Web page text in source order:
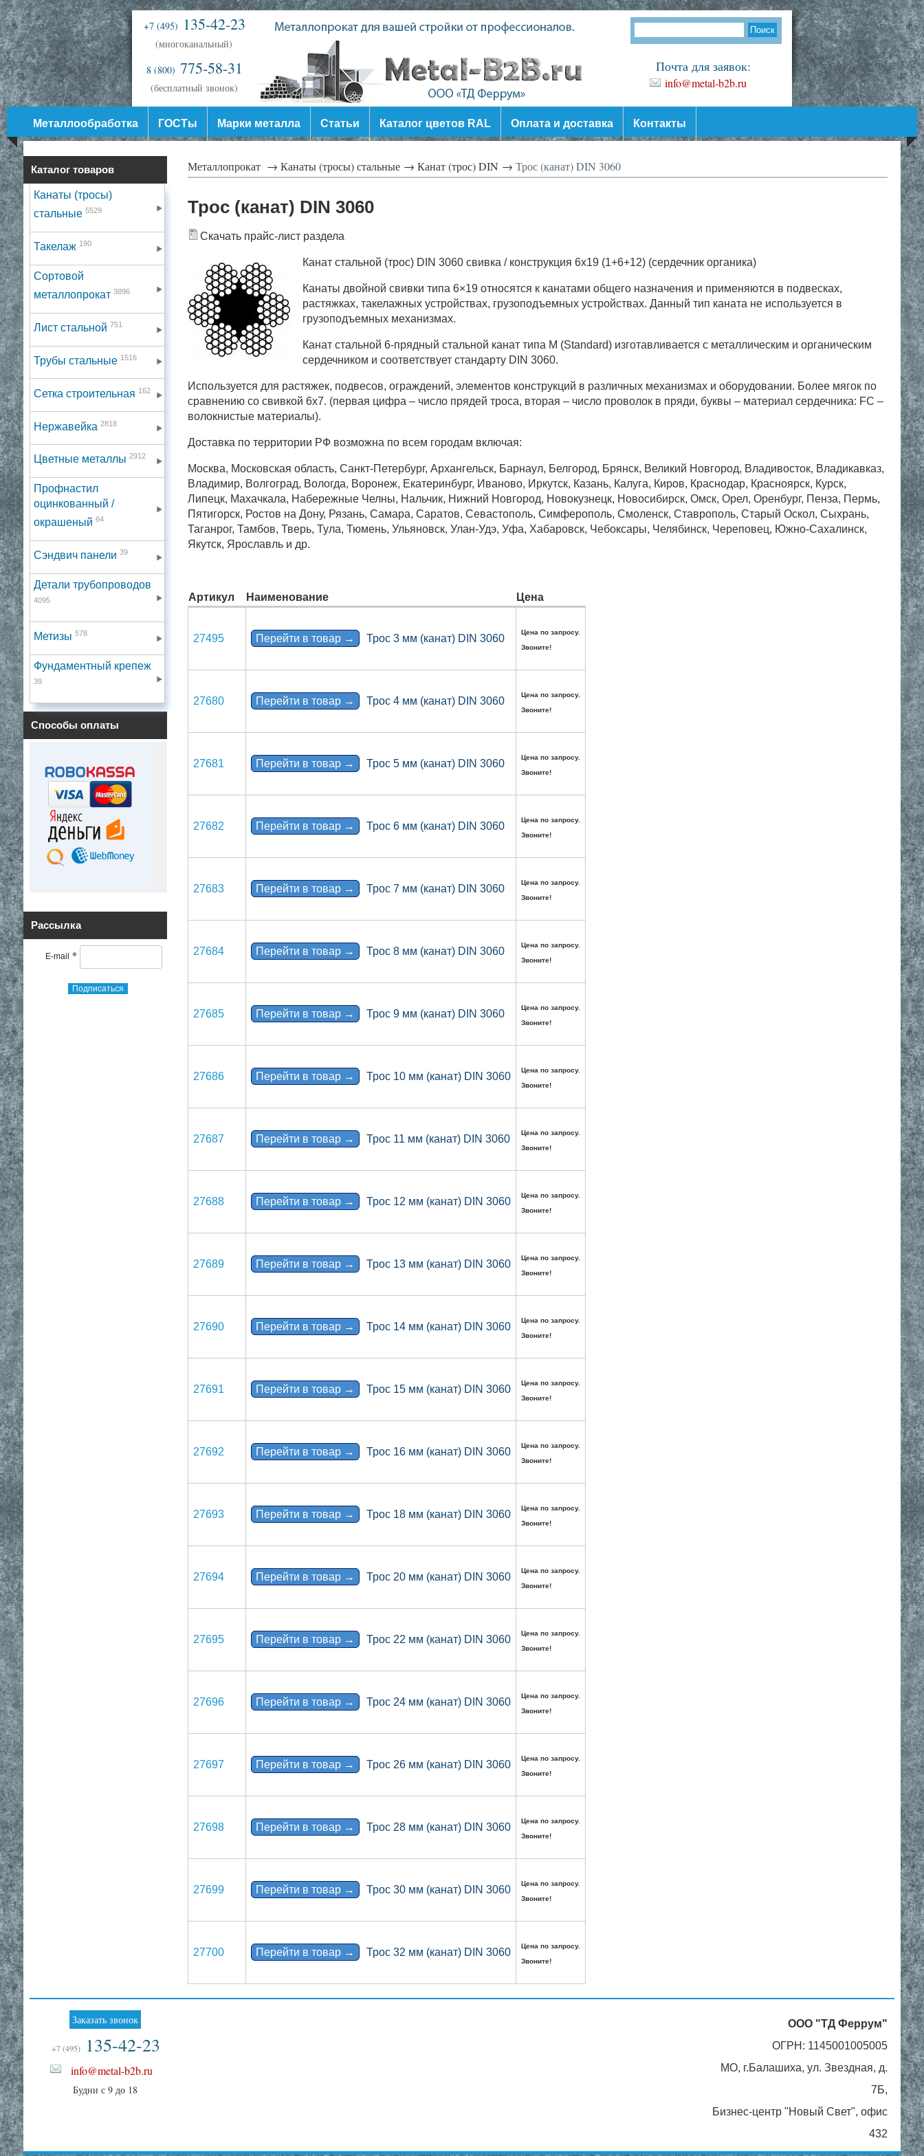
Почта для заявок:
info@metal-b2b.ru
+7 (495) 135-42-23
(многоканальный)
8 (800) 775-58-31
(бесплатный звонок)
Металлообработка ГОСТы Марки металла Статьи Каталог цветов RAL Оплата и доставка Контакты
Каталог товаров
Канаты (тросы)
стальные 5529
Такелаж 190
Сортовой
металлопрокат 3896
Лист стальной 751
Трубы стальные 1516
Сетка строительная 162
Нержавейка 2818
Цветные металлы 2912
Профнастил
оцинкованный /
окрашеный 64
Сэндвич панели 39
Детали трубопроводов
4095
Метизы 578
Фундаментный крепеж
39
Способы оплаты
Рассылка
E-mail *
Подписаться
Металлопрокат → Канаты (тросы) стальные → Канат (трос) DIN → Трос (канат) DIN 3060
Трос (канат) DIN 3060
Скачать прайс-лист раздела
Канат стальной (трос) DIN 3060 свивка / конструкция 6х19 (1+6+12)(сердечник органика)
Канаты двойной свивки типа 6×19 относятся к канатами общего назначения и применяются в подвесках,
растяжках, такелажных устройствах, грузоподъемных устройствах. Данный тип каната не используется в
грузоподъемных механизмах.
Канат стальной 6-прядный стальной канат типa M (Standard) изготавливается с металлическим и органическим
сердечником и соответствует стандарту DIN 3060.
Используется для растяжек, подвесов, ограждений, элементов конструкций в различных механизмах и оборудовании. Более мягок по
сравнению со свивкой 6х7. (первая цифра – число прядей троса, вторая – число проволок в пряди, буквы – материал сердечника: FC –
волокнистые материалы).
Доставка по территории РФ возможна по всем городам включая:
Москва, Московская область, Санкт-Петербург, Архангельск, Барнаул, Белгород, Брянск, Великий Новгород, Владивосток, Владикавказ,
Владимир, Волгоград, Вологда, Воронеж, Екатеринбург, Иваново, Иркутск, Казань, Калуга, Киров, Краснодар, Красноярск, Курск,
Липецк, Махачкала, Набережные Челны, Нальчик, Нижний Новгород, Новокузнецк, Новосибирск, Омск, Орел, Оренбург, Пенза, Пермь,
Пятигорск, Ростов на Дону, Рязань, Самара, Саратов, Севастополь, Симферополь, Смоленск, Ставрополь, Старый Оскол, Сыхрань,
Таганрог, Тамбов, Тверь, Тула, Тюмень, Ульяновск, Улан-Удэ, Уфа, Хабаровск, Чебоксары, Челябинск, Череповец, Южно-Сахалинск,
Якутск, Ярославль и др.
Артикул Наименование Цена
27495 Перейти в товар → Трос 3 мм (канат) DIN 3060
Цена по запросу.
Звоните!
27680 Перейти в товар → Трос 4 мм (канат) DIN 3060
Цена по запросу.
Звоните!
27681 Перейти в товар → Трос 5 мм (канат) DIN 3060
Цена по запросу.
Звоните!
27682 Перейти в товар → Трос 6 мм (канат) DIN 3060
Цена по запросу.
Звоните!
27683 Перейти в товар → Трос 7 мм (канат) DIN 3060
Цена по запросу.
Звоните!
27684 Перейти в товар → Трос 8 мм (канат) DIN 3060
Цена по запросу.
Звоните!
27685 Перейти в товар → Трос 9 мм (канат) DIN 3060
Цена по запросу.
Звоните!
27686 Перейти в товар → Трос 10 мм (канат) DIN 3060
Цена по запросу.
Звоните!
27687 Перейти в товар → Трос 11 мм (канат) DIN 3060
Цена по запросу.
Звоните!
27688 Перейти в товар → Трос 12 мм (канат) DIN 3060
Цена по запросу.
Звоните!
27689 Перейти в товар → Трос 13 мм (канат) DIN 3060
Цена по запросу.
Звоните!
27690 Перейти в товар → Трос 14 мм (канат) DIN 3060
Цена по запросу.
Звоните!
27691 Перейти в товар → Трос 15 мм (канат) DIN 3060
Цена по запросу.
Звоните!
27692 Перейти в товар → Трос 16 мм (канат) DIN 3060
Цена по запросу.
Звоните!
27693 Перейти в товар → Трос 18 мм (канат) DIN 3060
Цена по запросу.
Звоните!
27694 Перейти в товар → Трос 20 мм (канат) DIN 3060
Цена по запросу.
Звоните!
27695 Перейти в товар → Трос 22 мм (канат) DIN 3060
Цена по запросу.
Звоните!
27696 Перейти в товар → Трос 24 мм (канат) DIN 3060
Цена по запросу.
Звоните!
27697 Перейти в товар → Трос 26 мм (канат) DIN 3060
Цена по запросу.
Звоните!
27698 Перейти в товар → Трос 28 мм (канат) DIN 3060
Цена по запросу.
Звоните!
27699 Перейти в товар → Трос 30 мм (канат) DIN 3060
Цена по запросу.
Звоните!
27700 Перейти в товар → Трос 32 мм (канат) DIN 3060
Цена по запросу.
Звоните!
Заказать звонок
+7 (495)135-42-23
info@metal-b2b.ru
Будни с 9 до 18
ООО "ТД Феррум"
ОГРН: 1145001005005
МО, г.Балашиха, ул. Звездная, д.
7Б,
Бизнес-центр "Новый Свет", офис
432